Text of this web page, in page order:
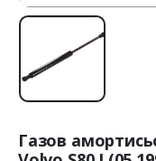
Газов